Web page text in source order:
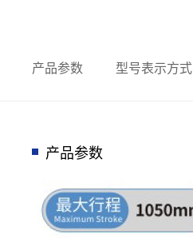
产品参数 型号表示方式
产品参数